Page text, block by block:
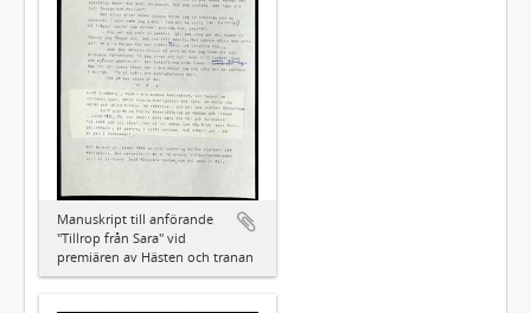
Manuskript till anförande
"Tillrop från Sara" vid
premiären av Hästen och tranan